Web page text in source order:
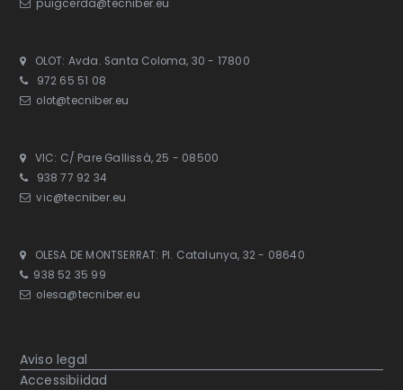
puigcerda@tecniber.eu
OLOT: Avda. Santa Coloma, 30 - 17800
972 65 51 08
olot@tecniber.eu
VIC: C/ Pare Gallissà, 25 - 08500
938 77 92 34
vic@tecniber.eu
OLESA DE MONTSERRAT: Pl. Catalunya, 32 - 08640
938 52 35 99
olesa@tecniber.eu
Aviso legal
Accessibiidad